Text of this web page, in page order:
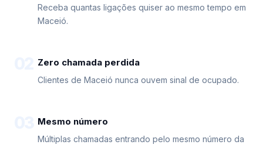
Receba quantas ligações quiser ao mesmo tempo em
Maceió.
Zero chamada perdida
Clientes de Maceió nunca ouvem sinal de ocupado.
Mesmo número
Múltiplas chamadas entrando pelo mesmo número da